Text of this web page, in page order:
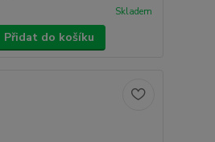
Skladem
Přidat do košíku